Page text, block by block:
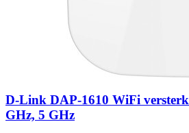
D-Link DAP-1610 WiFi
GHz, 5 GHz